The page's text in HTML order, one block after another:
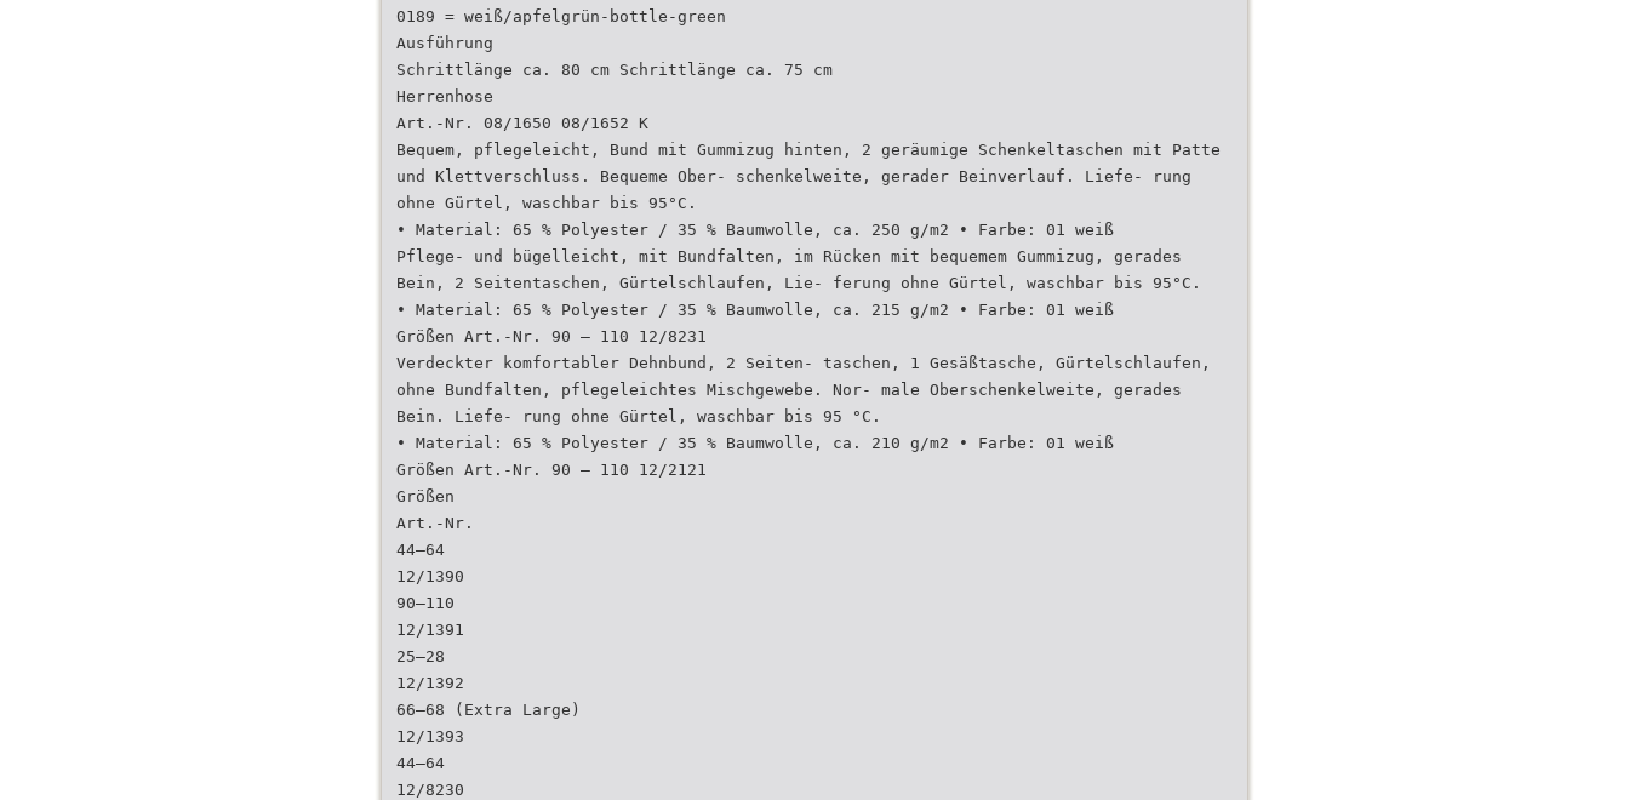
0189 = weiß/apfelgrün-bottle-green
Ausführung
Schrittlänge ca. 80 cm Schrittlänge ca. 75 cm
Herrenhose
Art.-Nr. 08/1650 08/1652 K
Bequem, pflegeleicht, Bund mit Gummizug hinten, 2 geräumige Schenkeltaschen mit Patte
und Klettverschluss. Bequeme Ober- schenkelweite, gerader Beinverlauf. Liefe- rung
ohne Gürtel, waschbar bis 95°C.
• Material: 65 % Polyester / 35 % Baumwolle, ca. 250 g/m2 • Farbe: 01 weiß
Pflege- und bügelleicht, mit Bundfalten, im Rücken mit bequemem Gummizug, gerades
Bein, 2 Seitentaschen, Gürtelschlaufen, Lie- ferung ohne Gürtel, waschbar bis 95°C.
• Material: 65 % Polyester / 35 % Baumwolle, ca. 215 g/m2 • Farbe: 01 weiß
Größen Art.-Nr. 90 – 110 12/8231
Verdeckter komfortabler Dehnbund, 2 Seiten- taschen, 1 Gesäßtasche, Gürtelschlaufen,
ohne Bundfalten, pflegeleichtes Mischgewebe. Nor- male Oberschenkelweite, gerades
Bein. Liefe- rung ohne Gürtel, waschbar bis 95 °C.
• Material: 65 % Polyester / 35 % Baumwolle, ca. 210 g/m2 • Farbe: 01 weiß
Größen Art.-Nr. 90 – 110 12/2121
Größen
Art.-Nr.
44–64
12/1390
90–110
12/1391
25–28
12/1392
66–68 (Extra Large)
12/1393
44–64
12/8230